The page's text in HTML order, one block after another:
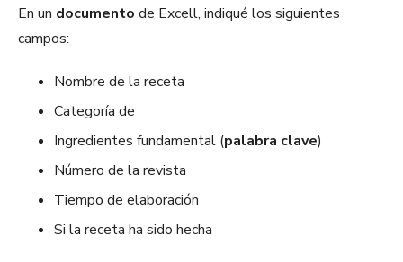
En un documento de Excell, indiqué los siguientes
campos:
Nombre de la receta
Categoría de
Ingredientes fundamental (palabra clave)
Número de la revista
Tiempo de elaboración
Si la receta ha sido hecha